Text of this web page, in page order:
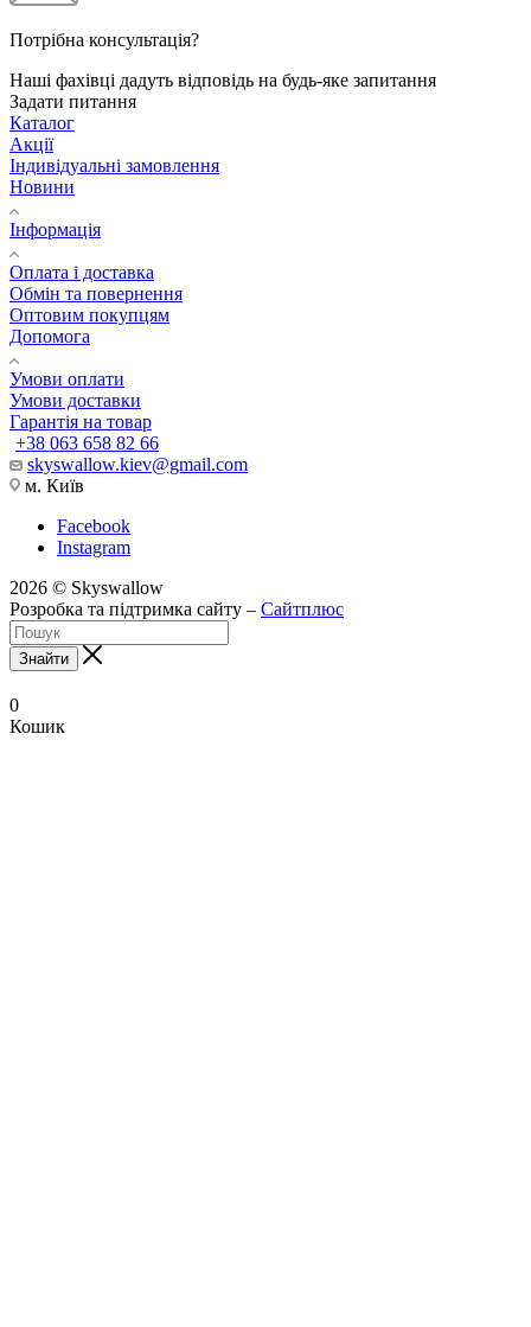
Потрібна консультація?
Наші фахівці дадуть відповідь на будь-яке запитання
Задати питання
Каталог
Акції
Індивідуальні замовлення
Новини
Інформація
Оплата і доставка
Обмін та повернення
Оптовим покупцям
Допомога
Умови оплати
Умови доставки
Гарантія на товар
+38 063 658 82 66
skyswallow.kiev@gmail.com
м. Київ
Facebook
Instagram
2026 © Skyswallow
Розробка та підтримка сайту – Сайтплюс
Знайти
0
Кошик